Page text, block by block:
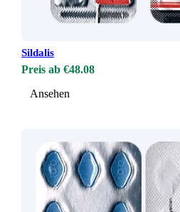
Sildalis
Preis ab €48.08
Ansehen